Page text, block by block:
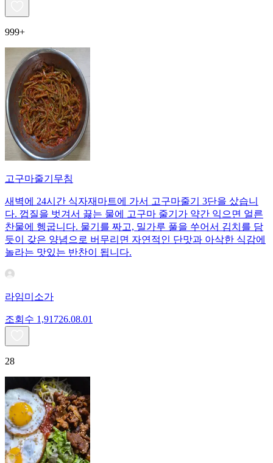
999+
고구마줄기무침
새벽에 24시간 식자재마트에 가서 고구마줄기 3단을 샀습니
다. 껍질을 벗겨서 끓는 물에 고구마 줄기가 약간 익으면 얼른
찬물에 헹굽니다. 물기를 짜고, 밀가루 풀을 쑤어서 김치를 담
듯이 갖은 양념으로 버무리면 자연적인 단맛과 아삭한 식감에
놀라는 맛있는 반찬이 됩니다.
라임미소가
조회수 1,91726.08.01
28